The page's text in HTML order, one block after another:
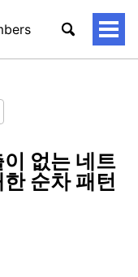
토
없는 네트
순차 패턴